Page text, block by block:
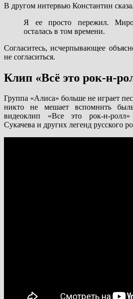
В другом интервью Константин
Я ее просто пережил.
осталась в том времени.
Согласитесь, исчерпывающее
не согласиться.
Клип «Всё это рок-н-
Группа «Алиса» больше не играет
никто не мешает вспомнить
видеоклип «Все это рок-н-
Сукачева и других легенд русского